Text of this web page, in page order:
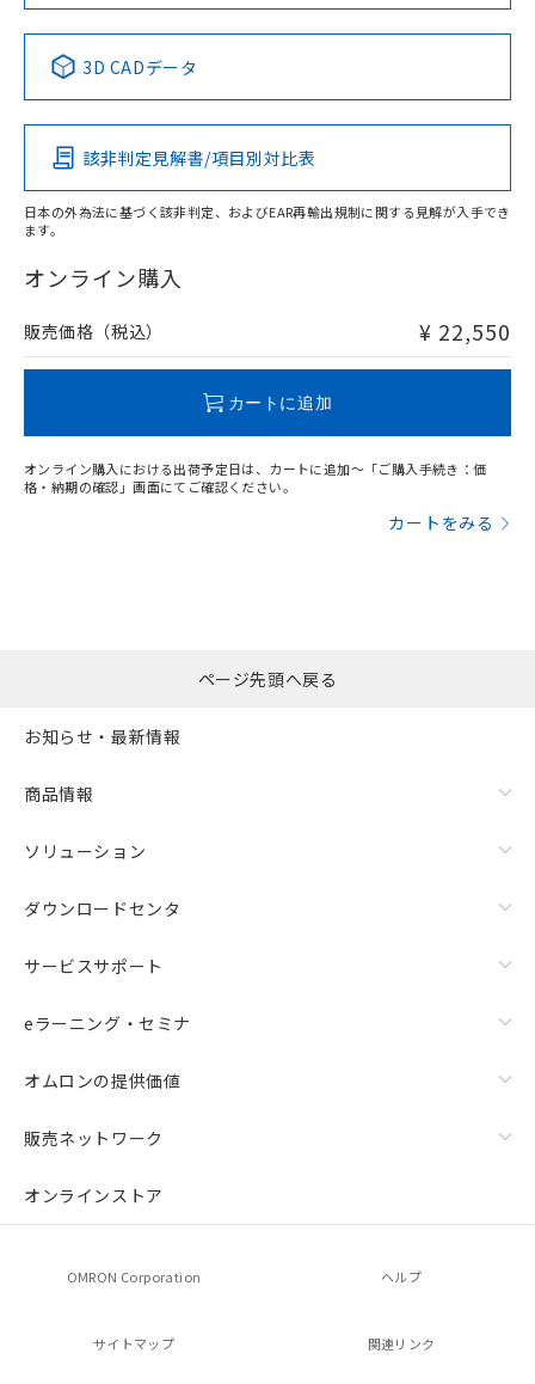
鉄材
l: 8mm以上、φd: 90mm以上、D: 8mm以上、m: 66mm以
アルミ材
l: 16mm以上、φd: 120mm以上、D: 16mm以上、m: 66mm
検出領域
Pb Hg Cd Cr(VI)
O
在庫等で未対応品が混在する可能性があります。
問い合わせください。
No No No No
この製品の規格認証/適合状況ページへ
その他の認証はこちらのページからご検索ください
3D CADデータ
該非判定見解書/項目別対比表
日本の外為法に基づく該非判定、およびEAR再輸出規制に関する見解が入手でき
ます。
オンライン購入
販売価格（税込） ¥ 22,550
カートに追加
オンライン購入における出荷予定日は、カートに追加～「ご購入手続き：価
格・納期の確認」画面にてご確認ください。
カートをみる
ページ先頭へ戻る
お知らせ・最新情報
商品情報
ソリューション
ダウンロードセンタ
サービスサポート
eラーニング・セミナ
オムロンの提供価値
販売ネットワーク
オンラインストア
OMRON Corporation ヘルプ
サイトマップ 関連リンク